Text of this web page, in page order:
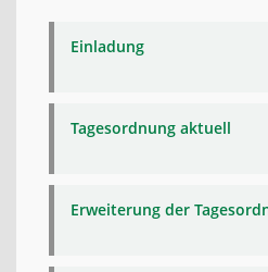
Einladung
Tagesordnung aktuell
Erweiterung der